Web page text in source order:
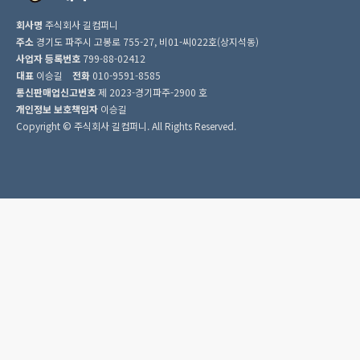
회사명 주식회사 길컴퍼니
주소 경기도 파주시 고봉로 755-27, 비01-씨022호(상지석동)
사업자 등록번호 799-88-02412
대표 이승길 전화 010-9591-8585
통신판매업신고번호제 2023-경기파주-2900 호
개인정보 보호책임자 이승길
Copyright © 주식회사 길컴퍼니. All Rights Reserved.